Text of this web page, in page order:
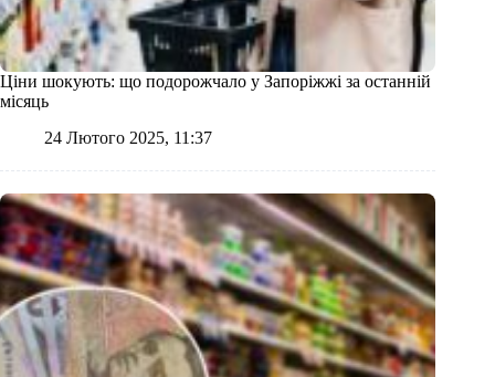
Ціни шокують: що подорожчало у Запоріжжі за останній
місяць
24 Лютого 2025, 11:37